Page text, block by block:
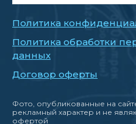
Политика
Политика обработки
данных
Договор оферты
Фото, опубликованные на
рекламный характер и не
офертой